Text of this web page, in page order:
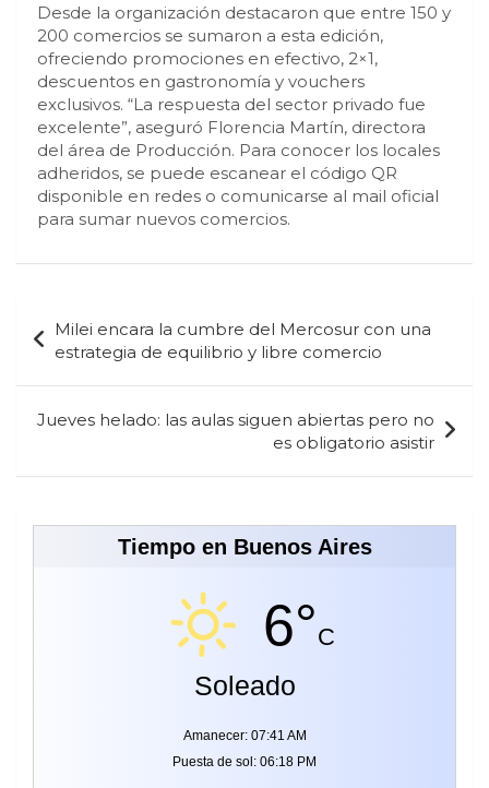
Desde la organización destacaron que entre 150 y
200 comercios se sumaron a esta edición,
ofreciendo promociones en efectivo, 2×1,
descuentos en gastronomía y vouchers
exclusivos. “La respuesta del sector privado fue
excelente”, aseguró Florencia Martín, directora
del área de Producción. Para conocer los locales
adheridos, se puede escanear el código QR
disponible en redes o comunicarse al mail oficial
para sumar nuevos comercios.
de
entradas
Milei encara la cumbre del Mercosur con una
estrategia de equilibrio y libre comercio
Jueves helado: las aulas siguen abiertas pero no
es obligatorio asistir
Tiempo en Buenos Aires
6°C
Soleado
Amanecer: 07:41 AM
Puesta de sol: 06:18 PM